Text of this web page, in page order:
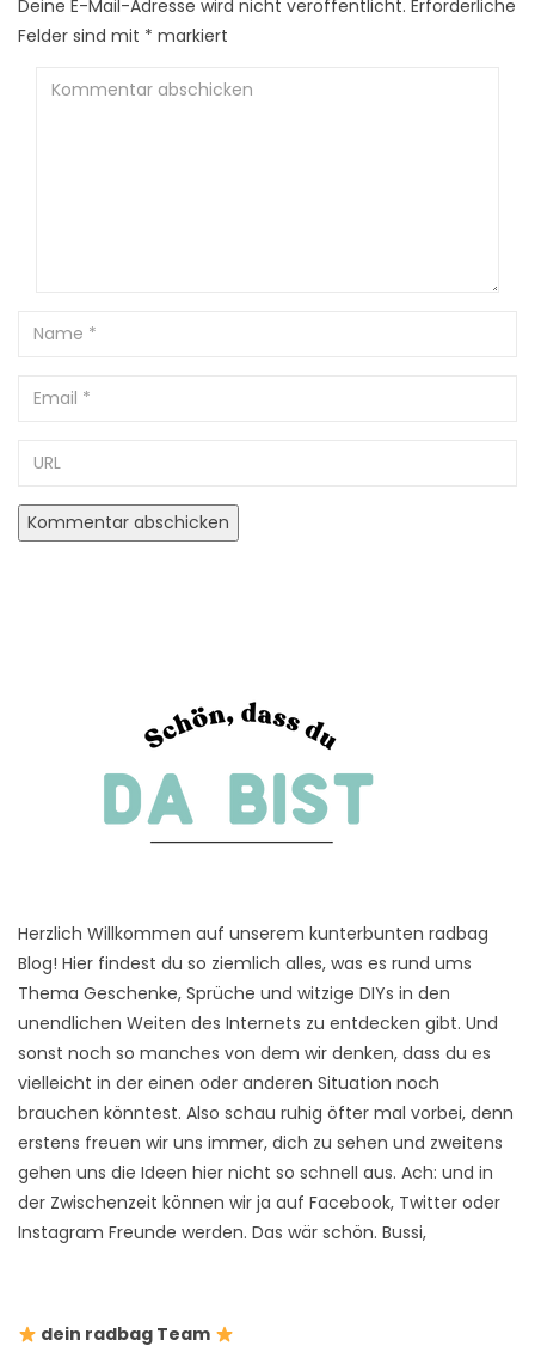
Deine E-Mail-Adresse wird nicht veröffentlicht. Erforderliche
Felder sind mit * markiert
Kommentar
Name
Email
Herzlich Willkommen auf unserem kunterbunten radbag
Blog! Hier findest du so ziemlich alles, was es rund ums
Thema Geschenke, Sprüche und witzige DIYs in den
unendlichen Weiten des Internets zu entdecken gibt. Und
sonst noch so manches von dem wir denken, dass du es
vielleicht in der einen oder anderen Situation noch
brauchen könntest. Also schau ruhig öfter mal vorbei, denn
erstens freuen wir uns immer, dich zu sehen und zweitens
gehen uns die Ideen hier nicht so schnell aus. Ach: und in
der Zwischenzeit können wir ja auf Facebook, Twitter oder
Instagram Freunde werden. Das wär schön. Bussi,
dein radbag Team